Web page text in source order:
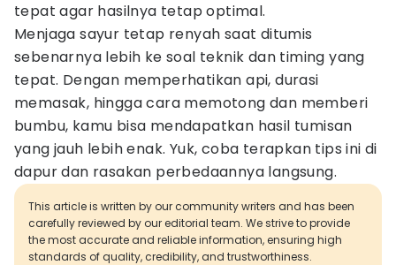
tepat agar hasilnya tetap optimal.
Menjaga sayur tetap renyah saat ditumis
sebenarnya lebih ke soal teknik dan timing yang
tepat. Dengan memperhatikan api, durasi
memasak, hingga cara memotong dan memberi
bumbu, kamu bisa mendapatkan hasil tumisan
yang jauh lebih enak. Yuk, coba terapkan tips ini di
dapur dan rasakan perbedaannya langsung.
This article is written by our community writers and has been
carefully reviewed by our editorial team. We strive to provide
the most accurate and reliable information, ensuring high
standards of quality, credibility, and trustworthiness.